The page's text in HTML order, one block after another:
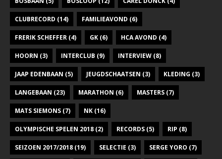
CLUBRECORD (14) FAMILIEAVOND (6)
FRERIK SCHEFFER (4) GK (6) HCA AVOND (4)
HOORN (3) INTERCLUB (9) INTERVIEW (8)
JAAP EDENBAAN (5) JEUGDSCHAATSEN (3) KLEDING (3)
LANGEBAAN (23) MARATHON (6) MASTERS (7)
MATS SIEMONS (7) NK (16)
OLYMPISCHE SPELEN 2018 (2) RECORDS (5) RIP (8)
SEIZOEN 2017/2018 (19) SELECTIE (3) SERGE YORO (7)